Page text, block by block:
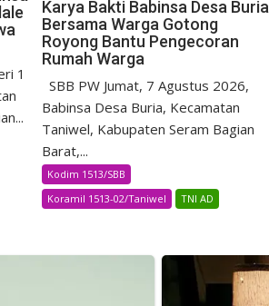
1
Karya Bakti Babinsa Desa Buria
Bersama Warga Gotong
Royong Bantu Pengecoran
Rumah Warga
SBB PW Jumat, 7 Agustus 2026,
Babinsa Desa Buria, Kecamatan
Taniwel, Kabupaten Seram Bagian
Barat,...
Kodim 1513/SBB
Koramil 1513-02/Taniwel
TNI AD